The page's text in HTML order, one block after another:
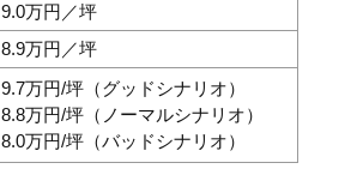
9.0万円／坪
8.9万円／坪
9.7万円/坪（グッドシナリオ）
8.8万円/坪（ノーマルシナリオ）
8.0万円/坪（バッドシナリオ）